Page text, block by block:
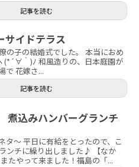
記事を読む
イドテラス
の子の結婚式でした。 本当におめ
(*´∀｀)ﾉ 和風造りの、日本庭園が
で 花嫁さ...
記事を読む
込みハンバーグランチ
タ～ 平日に有給をとったので、こ
ンチに繰り出しました♪ 【なか
たやって来ました！福島の「...